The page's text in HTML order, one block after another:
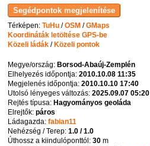
Térképen:TuHu /OSM /GMaps
Koordináták letöltése GPS-be
Közeli ládák / Közeli pontok
Megye/ország: Borsod-Abaúj-Zemplén
Elhelyezés időpontja:2010.10.08 11:35
Megjelenés időpontja:2010.10.10 17:40
Utolsó lényeges változás:2025.09.07 05:20
Rejtés típusa: Hagyományos geoláda
Elrejtők:páros
Ládagazda:fabian11
Nehézség / Terep:1.0 / 1.0
Úthossz a kiindulóponttól:30 m